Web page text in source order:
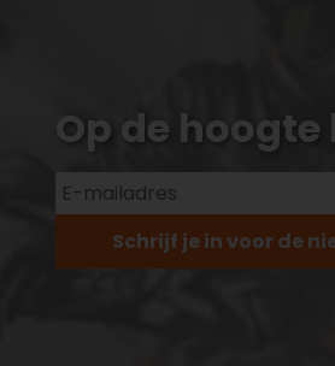
Op de
Schrijf je in voor de